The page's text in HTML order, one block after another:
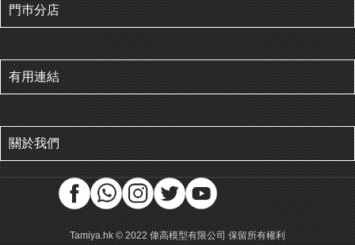
門巿分店
有用連結
關於我們
Tamiya.hk © 2022 偉高模型有限公司 保留所有權利